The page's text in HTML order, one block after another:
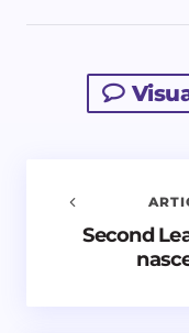
Avvisami
Second